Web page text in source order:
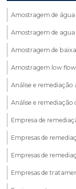
Amostragem de
Amostragem de
Amostragem de
Amostragem low flow
Análise e remediação
Análise e
Empresa de
Empresas de
Empresas de
Empresas de